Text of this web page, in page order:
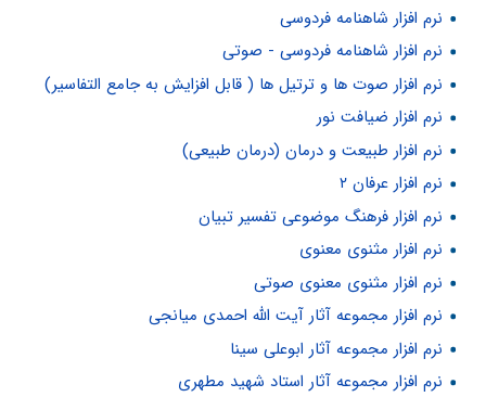
نرم افزار شاهنامه فردوسی
نرم افزار شاهنامه فردوسی - صوتی
نرم افزار صوت ها و ترتیل ها ( قابل افزایش به جامع التفاسیر)
نرم افزار ضیافت نور
نرم افزار طبیعت و درمان (درمان طبیعی)
نرم افزار عرفان ۲
نرم افزار فرهنگ موضوعی تفسیر تبیان
نرم افزار مثنوی معنوی
نرم افزار مثنوی معنوی صوتی
نرم افزار مجموعه آثار آیت الله احمدی میانجی
نرم افزار مجموعه آثار ابوعلی سینا
نرم افزار مجموعه آثار استاد شهید مطهری